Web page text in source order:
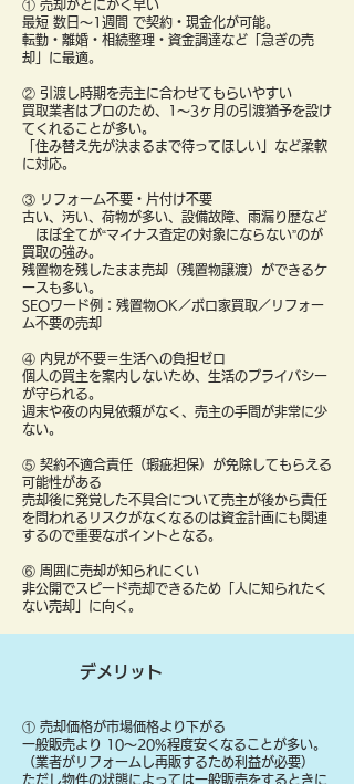
① 売却がとにかく早い
最短 数日〜1週間 で契約・現金化が可能。
転勤・離婚・相続整理・資金調達など「急ぎの売
却」に最適。
② 引渡し時期を売主に合わせてもらいやすい
買取業者はプロのため、1〜3ヶ月の引渡猶予を設け
てくれることが多い。
「住み替え先が決まるまで待ってほしい」など柔軟
に対応。
③ リフォーム不要・片付け不要
古い、汚い、荷物が多い、設備故障、雨漏り歴など
ほぼ全てが“マイナス査定の対象にならない”のが
買取の強み。
残置物を残したまま売却（残置物譲渡）ができるケ
ースも多い。
SEOワード例：残置物OK／ボロ家買取／リフォー
ム不要の売却
④ 内見が不要＝生活への負担ゼロ
個人の買主を案内しないため、生活のプライバシー
が守られる。
週末や夜の内見依頼がなく、売主の手間が非常に少
ない。
⑤ 契約不適合責任（瑕疵担保）が免除してもらえる
可能性がある
売却後に発覚した不具合について売主が後から責任
を問われるリスクがなくなるのは資金計画にも関連
するので重要なポイントとなる。
⑥ 周囲に売却が知られにくい
非公開でスピード売却できるため「人に知られたく
ない売却」に向く。
デメリット
① 売却価格が市場価格より下がる
一般販売より 10〜20%程度安くなることが多い。
（業者がリフォームし再販するため利益が必要）
ただし物件の状態によっては一般販売をするときに